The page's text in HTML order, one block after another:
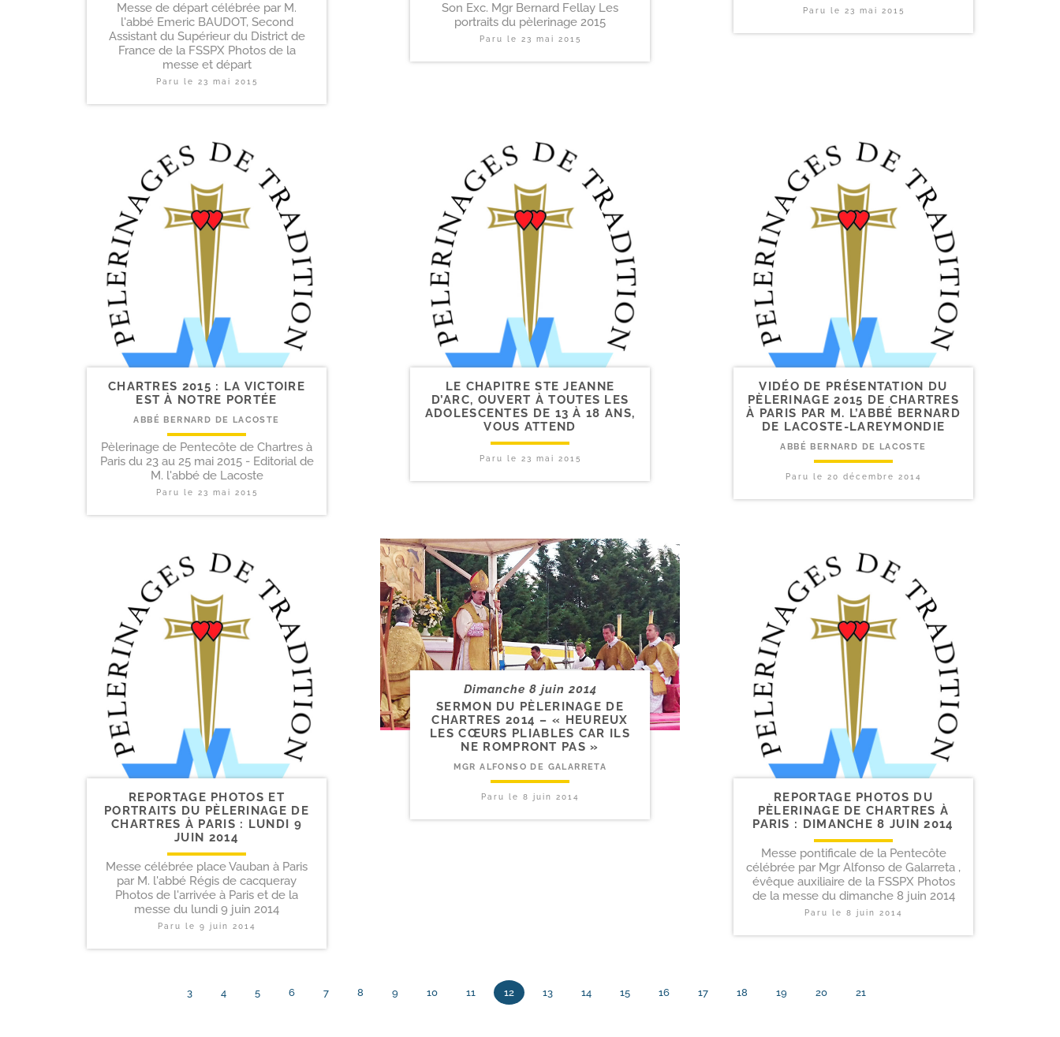
Messe de départ célébrée par M.
l'abbé Emeric BAUDOT, Second
Assistant du Supérieur du District de
France de la FSSPX Photos de la
messe et départ
Paru le 23 mai 2015
Son Exc. Mgr Bernard Fellay Les
portraits du pèlerinage 2015
Paru le 23 mai 2015
Paru le 23 mai 2015
CHARTRES 2015 : LA VICTOIRE
EST À NOTRE PORTÉE
ABBÉ BERNARD DE LACOSTE
Pèlerinage de Pentecôte de Chartres à
Paris du 23 au 25 mai 2015 - Editorial de
M. l'abbé de Lacoste
Paru le 23 mai 2015
LE CHAPITRE STE JEANNE
D’ARC, OUVERT À TOUTES LES
ADOLESCENTES DE 13 À 18 ANS,
VOUS ATTEND
Paru le 23 mai 2015
VIDÉO DE PRÉSENTATION DU
PÈLERINAGE 2015 DE CHARTRES
À PARIS PAR M. L’ABBÉ BERNARD
DE LACOSTE-LAREYMONDIE
ABBÉ BERNARD DE LACOSTE
Paru le 20 décembre 2014
REPORTAGE PHOTOS ET
PORTRAITS DU PÈLERINAGE DE
CHARTRES À PARIS : LUNDI 9
JUIN 2014
Messe célébrée place Vauban à Paris
par M. l'abbé Régis de cacqueray
Photos de l'arrivée à Paris et de la
messe du lundi 9 juin 2014
Paru le 9 juin 2014
Dimanche 8 juin 2014
SERMON DU PÈLERINAGE DE
CHARTRES 2014 – « HEUREUX
LES CŒURS PLIABLES CAR ILS
NE ROMPRONT PAS »
MGR ALFONSO DE GALARRETA
Paru le 8 juin 2014
REPORTAGE PHOTOS DU
PÈLERINAGE DE CHARTRES À
PARIS : DIMANCHE 8 JUIN 2014
Messe pontificale de la Pentecôte
célébrée par Mgr Alfonso de Galarreta ,
évêque auxiliaire de la FSSPX Photos
de la messe du dimanche 8 juin 2014
Paru le 8 juin 2014
3 4 5 6 7 8 9 10 11 12 13 14 15 16 17 18 19 20 21